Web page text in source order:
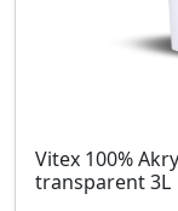
Vitex 100%
transparent 3L